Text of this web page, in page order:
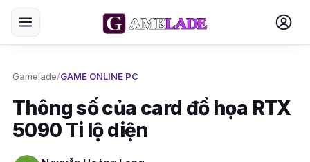
Gamelade/GAME ONLINE PC
Thông số của card đồ họa RTX
5090 Ti lộ diện